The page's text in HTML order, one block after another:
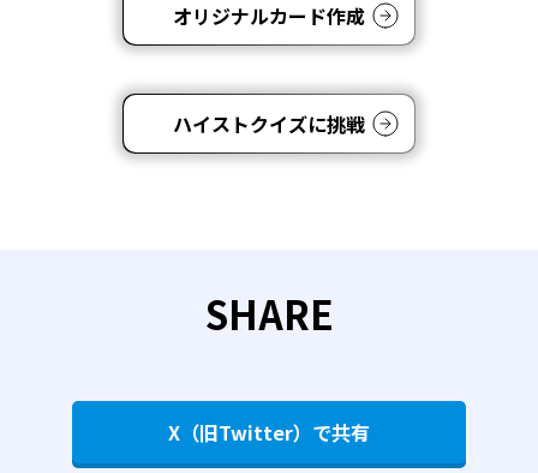
オリジナルカード作成
ハイストクイズに挑戦
SHARE
X（旧Twitter）で共有